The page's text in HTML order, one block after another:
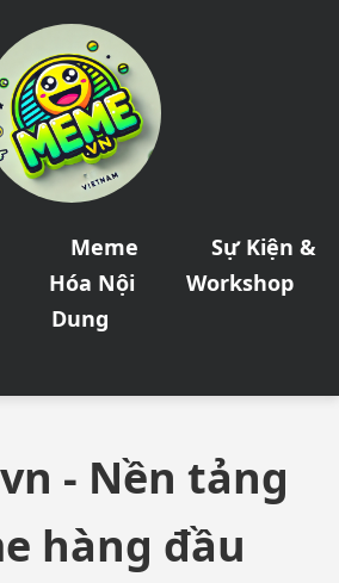
Meme
Hóa Nội
Dung
Sự Kiện &
Workshop
- Nền tảng
hàng đầu